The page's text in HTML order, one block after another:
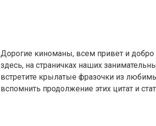
Дорогие киноманы, всем привет и
здесь, на страничках наших
встретите крылатые фразочки из
вспомнить продолжение этих цитат и